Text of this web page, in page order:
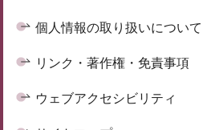
個人情報の取り扱いについて
リンク・著作権・免責事項
ウェブアクセシビリティ